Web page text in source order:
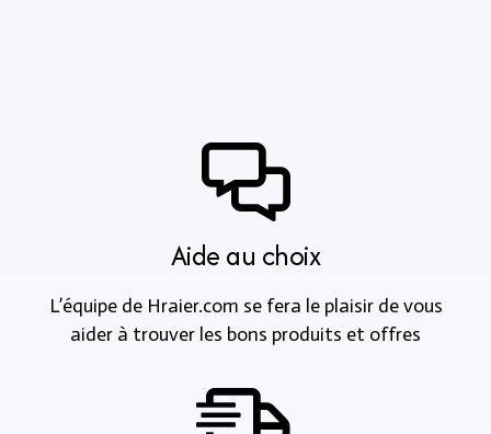
Aide au choix
L’équipe de Hraier.com se fera le plaisir de vous
aider à trouver les bons produits et offres